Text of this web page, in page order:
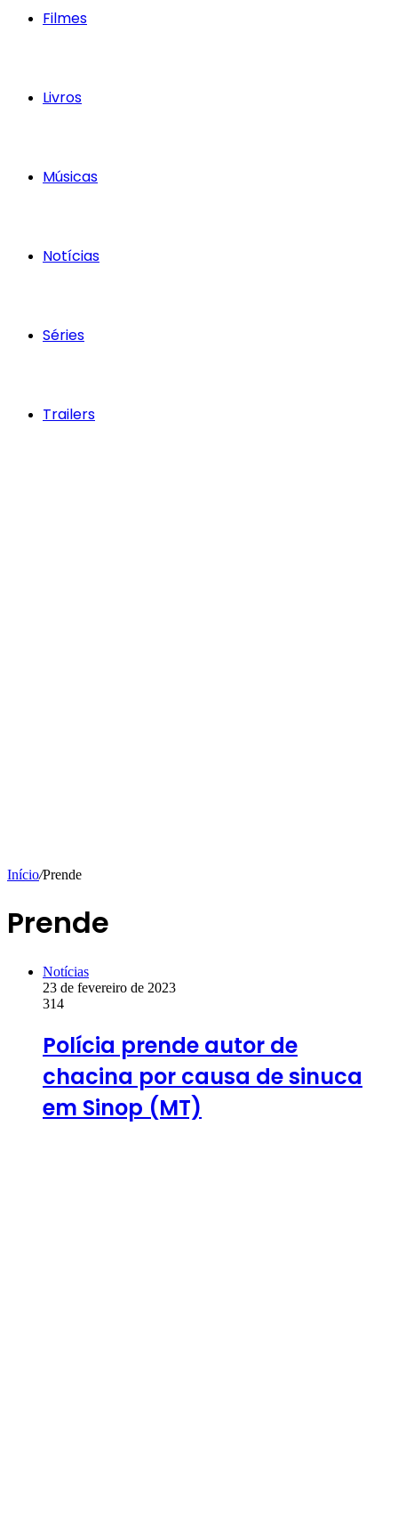
Filmes
Livros
Músicas
Notícias
Séries
Trailers
Início/Prende
Prende
Notícias
23 de fevereiro de 2023
314
Polícia prende autor de
chacina por causa de sinuca
em Sinop (MT)